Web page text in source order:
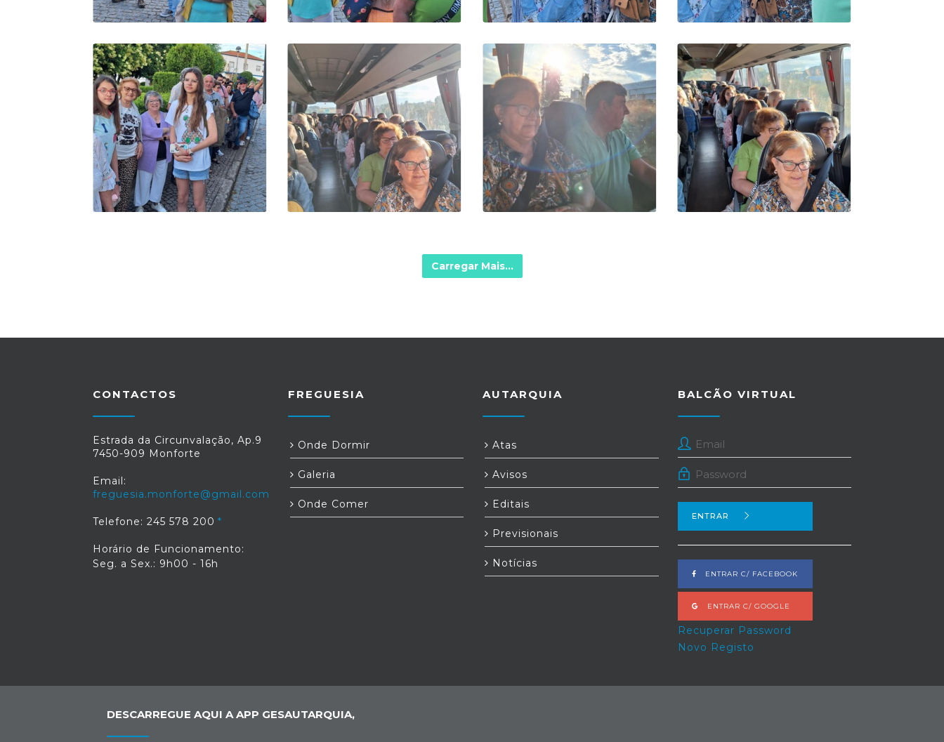
Carregar Mais...
CONTACTOS
Estrada da Circunvalação, Ap.9
7450-909 Monforte
Email:
freguesia.monforte@gmail.com
Telefone: 245 578 200
Horário de Funcionamento:
Seg. a Sex.: 9h00 - 16h
FREGUESIA
Onde Dormir
Galeria
Onde Comer
AUTARQUIA
Atas
Avisos
Editais
Previsionais
Notícias
BALCÃO VIRTUAL
ENTRAR
ENTRAR C/ FACEBOOK
ENTRAR C/ GOOGLE
Recuperar Password
Novo Registo
DESCARREGUE AQUI A APP GESAUTARQUIA,